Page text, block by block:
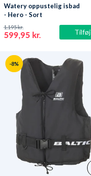
Tilføj
Watery oppustelig isbad
- Hero - Sort
599,95 kr.
1.195 kr.
-8%